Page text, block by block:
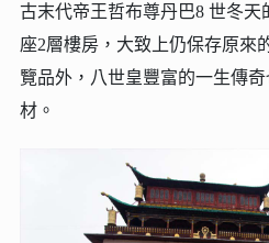
古末代帝王哲布尊丹巴8 世冬
座2層樓房，大致上仍保存原來
覽品外，八世皇豐富的一生傳
材。